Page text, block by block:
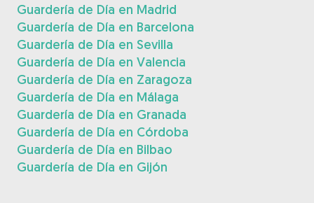
Guardería de Día en Madrid
Guardería de Día en Barcelona
Guardería de Día en Sevilla
Guardería de Día en Valencia
Guardería de Día en Zaragoza
Guardería de Día en Málaga
Guardería de Día en Granada
Guardería de Día en Córdoba
Guardería de Día en Bilbao
Guardería de Día en Gijón